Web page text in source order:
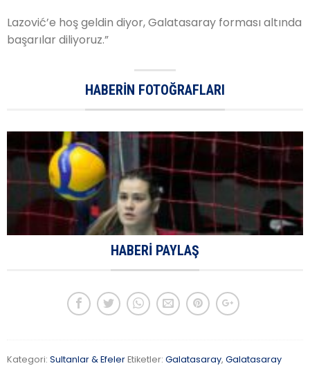
Lazović’e hoş geldin diyor, Galatasaray forması altında
başarılar diliyoruz.”
HABERIN FOTOĞRAFLARI
HABERI PAYLAŞ
Kategori: Sultanlar & EfelerEtiketler: Galatasaray, Galatasaray